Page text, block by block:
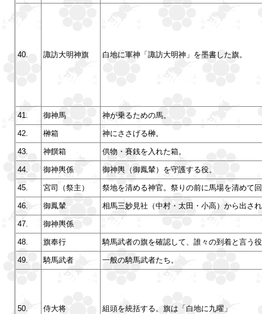
40. 諏訪大明神旗 白地に軍神「諏訪大明神」を墨書した旗。
41. 御神馬 神が乗るための馬。
42. 榊箱 神にささげる榊。
43. 神饌箱 供物・賽銭を入れた箱。
44. 御神輿係 御神輿（御鳳輦）を守護する役。
45. 宮司（祭主） 祭地を清める神官。祭りの前に馬場を清めて
46. 御鳳輦 相馬三妙見社（中村・太田・小高）から出さ
47. 御神輿係
48. 旗奉行 騎馬武者の旗を確認して、誰々の到着と言う
49. 騎馬武者 一般の騎馬武者たち。
50. 侍大将 組頭を統括する。旗は「白地に九曜」